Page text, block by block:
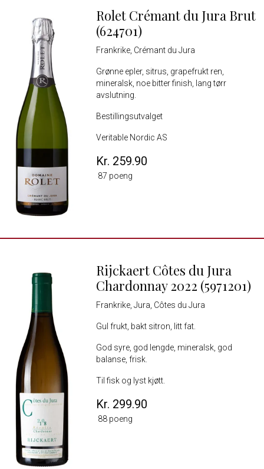
Rolet Crémant du Jura Brut
(624701)
Frankrike, Crémant du Jura
Grønne epler, sitrus, grapefrukt ren,
mineralsk, noe bitter finish, lang tørr
avslutning.
Bestillingsutvalget
Veritable Nordic AS
Kr. 259.90
87 poeng
Rijckaert Côtes du Jura
Chardonnay 2022 (5971201)
Frankrike, Jura, Côtes du Jura
Gul frukt, bakt sitron, litt fat.
God syre, god lengde, mineralsk, god
balanse, frisk.
Til fisk og lyst kjøtt.
Kr. 299.90
88 poeng